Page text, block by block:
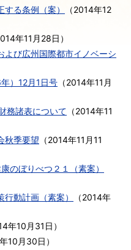
る条例（案）
（2014年12
年11月28日 ）
よび広州国際都市イノベーシ
）12月1日号 （2014年11月
務諸表について （2014年11
秋季要望 （2014年11月11
のぼりべつ２１（素案）
動計画（素案）
（2014年
年10月31日 ）
10月30日 ）